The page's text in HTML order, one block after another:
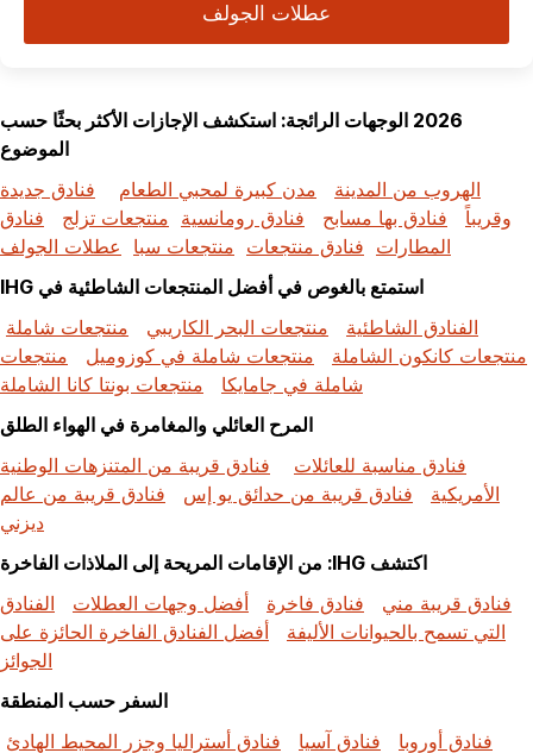
عطلات الجولف
2026 الوجهات الرائجة: استكشف الإجازات الأكثر بحثًا حسب
الموضوع
الهروب من المدينة
مدن كبيرة لمحبي الطعام
فنادق جديدة
وقريباً
فنادق بها مسابح فنادق رومانسية منتجعات تزلج
فنادق
المطارات فنادق منتجعات منتجعات سبا
عطلات الجولف
استمتع بالغوص في أفضل المنتجعات الشاطئية في IHG
الفنادق الشاطئية
منتجعات البحر الكاريبي
منتجعات شاملة
منتجعات كانكون الشاملة
منتجعات شاملة في كوزوميل
منتجعات
شاملة في جامايكا
منتجعات بونتا كانا الشاملة
المرح العائلي والمغامرة في الهواء الطلق
فنادق مناسبة للعائلات
فنادق قريبة من المتنزهات الوطنية
الأمريكية
فنادق قريبة من حدائق يو إس
فنادق قريبة من عالم
ديزني
اكتشف IHG: من الإقامات المريحة إلى الملاذات الفاخرة
فنادق قريبة مني
فنادق فاخرة أفضل وجهات العطلات
الفنادق
التي تسمح بالحيوانات الأليفة
أفضل الفنادق الفاخرة الحائزة على
الجوائز
السفر حسب المنطقة
فنادق أوروبا
فنادق آسيا
فنادق أستراليا وجزر المحيط الهادئ